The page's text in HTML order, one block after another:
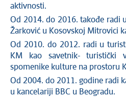
aktivnosti.
Od 2014. do 2016. takođe radi
Žarković u Kosovskoj Mitrovici
Od 2010. do 2012. radi u
KM kao savetnik- turistički
spomenike kulture na prostoru
Od 2004. do 2011. godine radi
u kancelariji BBC u Beogradu.